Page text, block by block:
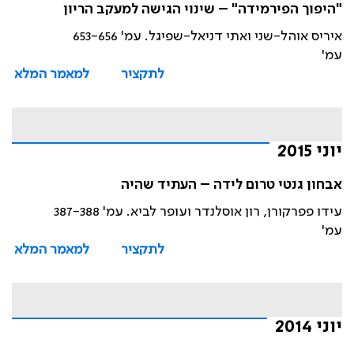
"היפוך הפירמידה" – שינוי הגישה למעקב הריון
איריס אוהל-שני ואתי דניאל-שפיגל. עמ' 653-656
עמ'
לתקציר
למאמר המלא
יוני 2015
אבחון גנטי טרום לידה – העתיד שהיה
עידו פפרקורן, רון אוסלנדר ועופר לביא. עמ' 387-388
עמ'
לתקציר
למאמר המלא
יוני 2014